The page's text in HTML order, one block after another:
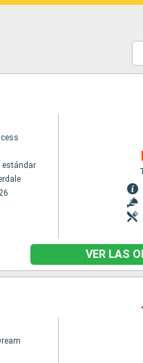
estándar
VER LAS